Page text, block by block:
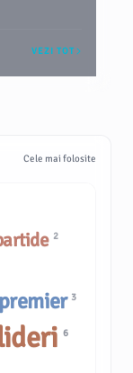
VEZI TOT
Cele mai folosite
2
premier 3
6